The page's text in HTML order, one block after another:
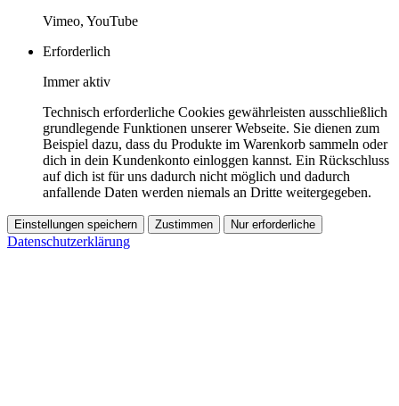
Vimeo, YouTube
Erforderlich
Immer aktiv
Technisch erforderliche Cookies gewährleisten ausschließlich
grundlegende Funktionen unserer Webseite. Sie dienen zum
Beispiel dazu, dass du Produkte im Warenkorb sammeln oder
dich in dein Kundenkonto einloggen kannst. Ein Rückschluss
auf dich ist für uns dadurch nicht möglich und dadurch
anfallende Daten werden niemals an Dritte weitergegeben.
Einstellungen speichern Zustimmen Nur erforderliche
Datenschutzerklärung